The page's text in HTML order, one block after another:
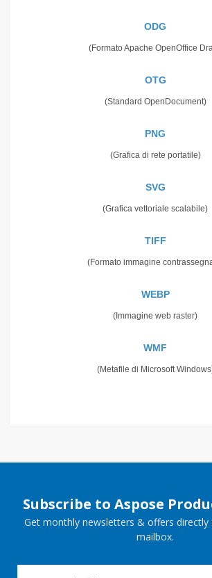
ODG
(Formato Apache OpenOffice
OTG
(Standard OpenDocument)
PNG
(Grafica di rete portatile)
SVG
(Grafica vettoriale scalabile)
TIFF
(Formato immagine
WEBP
(Immagine web raster)
WMF
(Metafile di Microsoft
Subscribe to Aspose
Get monthly newsletters & offers directly
mailbox.